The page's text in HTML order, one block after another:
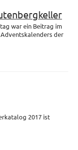
war ein Beitrag im
der
2017 ist